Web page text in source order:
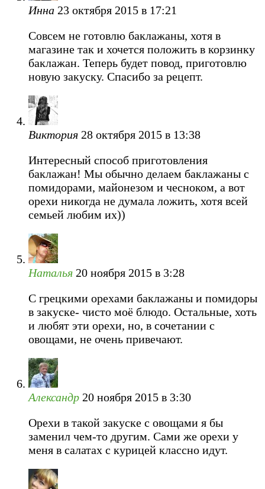
Инна 23 октября 2015 в 17:21
Совсем не готовлю баклажаны, хотя в
магазине так и хочется положить в корзинку
баклажан. Теперь будет повод, приготовлю
новую закуску. Спасибо за рецепт.
Виктория 28 октября 2015 в 13:38
Интересный способ приготовления
баклажан! Мы обычно делаем баклажаны с
помидорами, майонезом и чесноком, а вот
орехи никогда не думала ложить, хотя всей
семьей любим их))
Наталья 20 ноября 2015 в 3:28
С грецкими орехами баклажаны и помидоры
в закуске- чисто моё блюдо. Остальные, хоть
и любят эти орехи, но, в сочетании с
овощами, не очень привечают.
Александр 20 ноября 2015 в 3:30
Орехи в такой закуске с овощами я бы
заменил чем-то другим. Сами же орехи у
меня в салатах с курицей классно идут.